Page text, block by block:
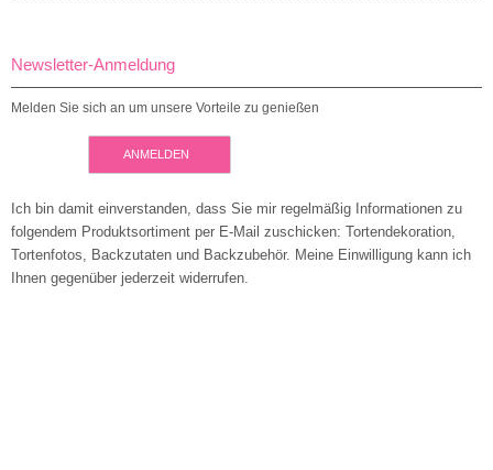
Newsletter-Anmeldung
Melden Sie sich an um unsere Vorteile zu genießen
ANMELDEN
Ich bin damit einverstanden, dass Sie mir regelmäßig Informationen zu
folgendem Produktsortiment per E-Mail zuschicken: Tortendekoration,
Tortenfotos, Backzutaten und Backzubehör. Meine Einwilligung kann ich
Ihnen gegenüber jederzeit widerrufen.